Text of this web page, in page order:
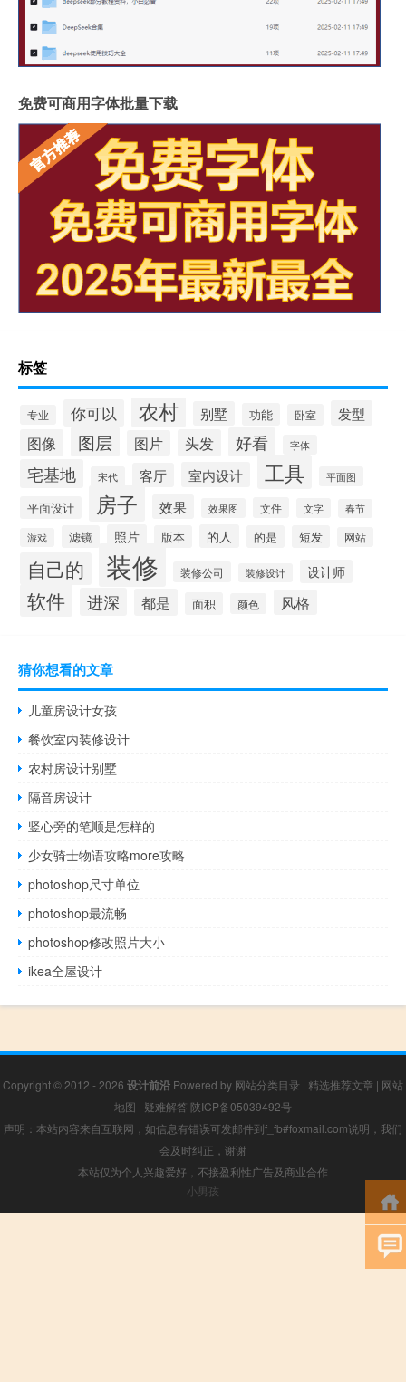
免费可商用字体批量下载
标签
专业 你可以 农村 别墅 功能 卧室 发型
图像 图层 图片 头发 好看 字体
宅基地 宋代 客厅 室内设计 工具 平面图
平面设计 房子 效果 效果图 文件 文字 春节
游戏 滤镜 照片 版本 的人 的是 短发 网站
自己的 装修 装修公司 装修设计 设计师
软件 进深 都是 面积 颜色 风格
猜你想看的文章
儿童房设计女孩
餐饮室内装修设计
农村房设计别墅
隔音房设计
竖心旁的笔顺是怎样的
少女骑士物语攻略more攻略
photoshop尺寸单位
photoshop最流畅
photoshop修改照片大小
ikea全屋设计
Copyright © 2012 - 2026 设计前沿 Powered by 网站分类目录 | 精选推荐文章 | 网站
地图 | 疑难解答 陕ICP备05039492号
声明：本站内容来自互联网，如信息有错误可发邮件到f_fb#foxmail.com说明，我们
会及时纠正，谢谢
本站仅为个人兴趣爱好，不接盈利性广告及商业合作
小男孩